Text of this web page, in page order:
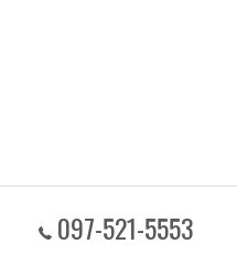
097-521-5553